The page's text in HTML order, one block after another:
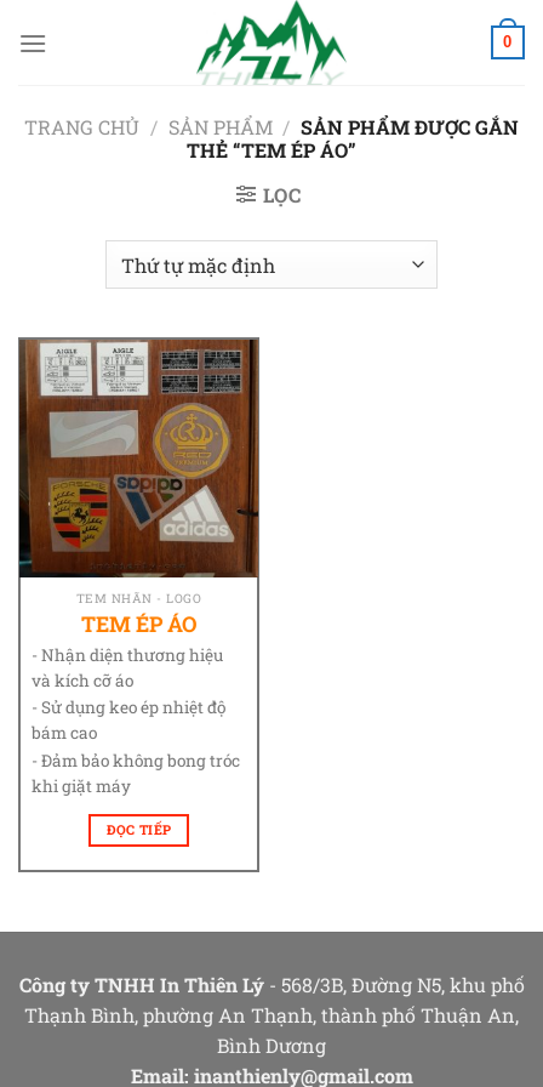
đến
0
TRANG CHỦ / SẢN PHẨM / SẢN PHẨM ĐƯỢC GẮN
THẺ “TEM ÉP ÁO”
LỌC
TEM NHÃN - LOGO
TEM ÉP ÁO
- Nhận diện thương hiệu
và kích cỡ áo
- Sử dụng keo ép nhiệt độ
bám cao
- Đảm bảo không bong tróc
khi giặt máy
ĐỌC TIẾP
Công ty TNHH In Thiên Lý- 568/3B, Đường N5, khu phố
Thạnh Bình, phường An Thạnh, thành phố Thuận An,
Bình Dương
Email: inanthienly@gmail.com